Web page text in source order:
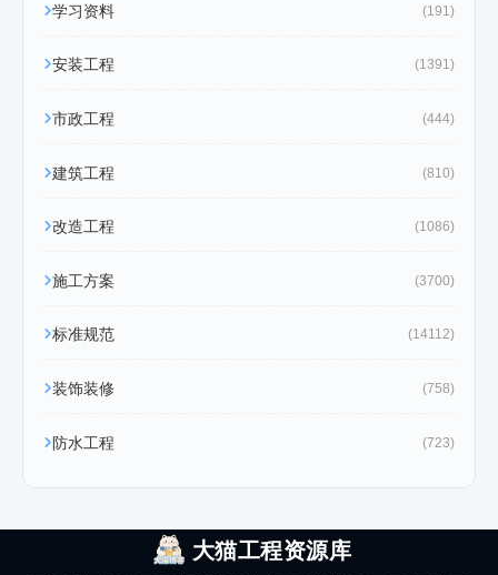
学习资料 (191)
安装工程 (1391)
市政工程 (444)
建筑工程 (810)
改造工程 (1086)
施工方案 (3700)
标准规范 (14112)
装饰装修 (758)
防水工程 (723)
大猫工程资源库